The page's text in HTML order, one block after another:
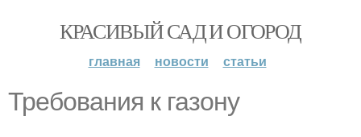
КРАСИВЫЙ САД И ОГОРОД
главная новости статьи
Требования к газону